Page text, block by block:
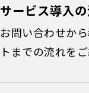
サービス導入
お問い合わせか
トまでの流れをご